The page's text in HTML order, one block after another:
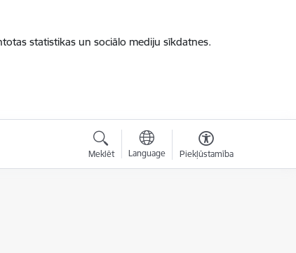
statistikas un sociālo mediju sīkdatnes.
Meklēt Language Piekļūstamība